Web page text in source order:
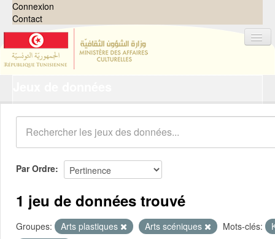
Connexion
Contact
Organisations
Groupes
Demandes 0
À propos
Par Ordre
1 jeu de données trouvé
Groupes: Arts plastiques Arts scéniques Mots-clés: